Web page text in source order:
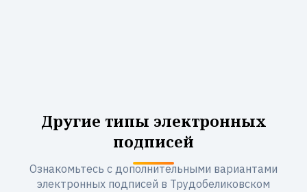
Другие типы электронных
подписей
Ознакомьтесь с дополнительными вариантами
электронных подписей в Трудобеликовском